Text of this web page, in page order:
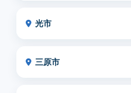
光市
三原市